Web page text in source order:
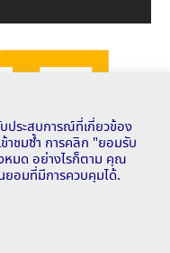
บประสบการณ์ที่เกี่ยวข้อง
าชมซ้ำ การคลิก "ยอมรับ
มด อย่างไรก็ตาม คุณ
ยอมที่มีการควบคุมได้.